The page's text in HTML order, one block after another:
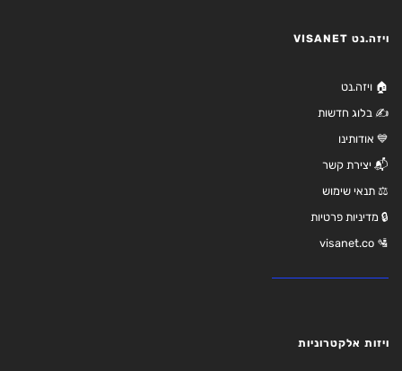
ויזה.נט VISANET
🏠 ויזה.נט
✍️ בלוג חדשות
💙 אודותינו
📬 יצירת קשר
⚖️ תנאי שימוש
🔒 מדיניות פרטיות
🛂 visanet.co
ויזות אלקטרוניות